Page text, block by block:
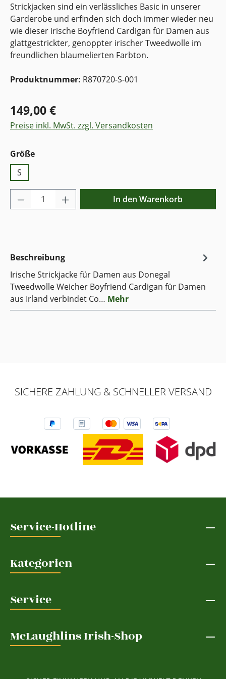
Strickjacken sind ein verlässliches Basic in unserer
Garderobe und erfinden sich doch immer wieder neu
wie dieser irische Boyfriend Cardigan für Damen aus
glattgestrickter, genoppter irischer Tweedwolle im
freundlichen blaumelierten Farbton.
Produktnummer: R870720-S-001
149,00 €
Preise inkl. MwSt. zzgl. Versandkosten
Größeauswählen
S
Produkt Anzahl: Gib den gewünschten
In den Warenkorb
Beschreibung
Irische Strickjacke für Damen aus Donegal
Tweedwolle Weicher Boyfriend Cardigan für Damen
aus Irland verbindet Co… Mehr
SICHERE ZAHLUNG & SCHNELLER VERSAND
Service-Hotline
Kategorien
Service
McLaughlins Irish-Shop